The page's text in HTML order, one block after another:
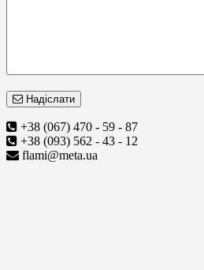
Надіслати
+38 (067) 470 - 59 - 87
+38 (093) 562 - 43 - 12
flami@meta.ua